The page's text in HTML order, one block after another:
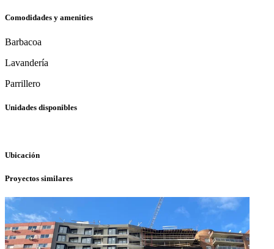
Comodidades y amenities
Barbacoa
Lavandería
Parrillero
Unidades disponibles
Ubicación
Proyectos similares